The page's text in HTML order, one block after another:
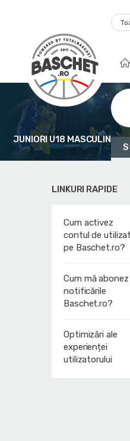
JUNIORI U18 MASCULIN
LINKURI RAPIDE
Cum activez
contul de
pe Baschet.ro?
Cum mă abonez
notificările
Baschet.ro?
Optimizări ale
experienței
utilizatorului